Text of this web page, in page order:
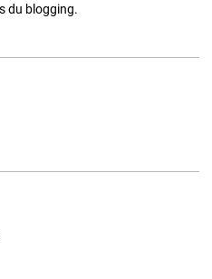
du blogging.